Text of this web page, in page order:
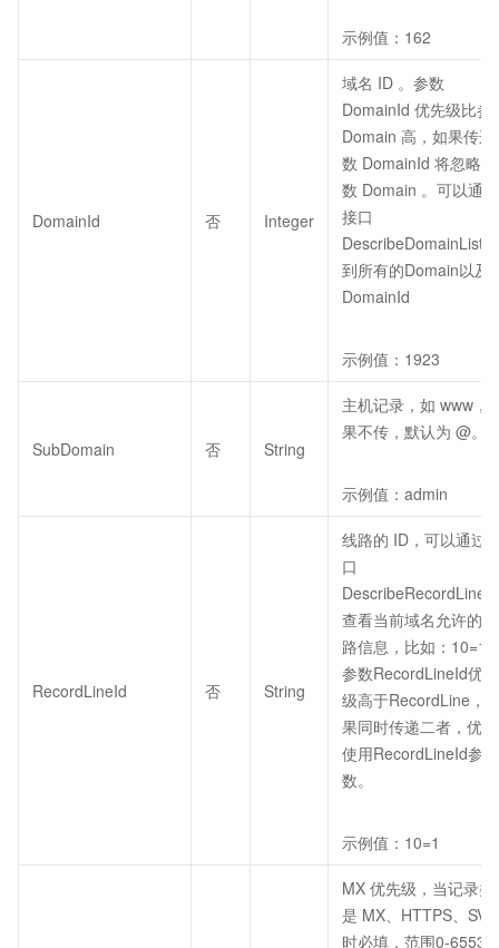
示例值：162
DomainId 否 Integer
域名 ID 。参数
DomainId 优先级比参
Domain 高，如果传递
数 DomainId 将忽略参
数 Domain 。可以通过
接口
DescribeDomainList查
到所有的Domain以及
DomainId
示例值：1923
SubDomain 否 String
主机记录，如 www，
果不传，默认为 @。
示例值：admin
RecordLineId 否 String
线路的 ID，可以通过
口
查看当前域名允许的线
路信息，比如：10=1
参数RecordLineId优先
级高于RecordLine，
果同时传递二者，优先
使用RecordLineId参
数。
示例值：10=1
MX 优先级，当记录类
是 MX、HTTPS、
时必填，范围0-65535